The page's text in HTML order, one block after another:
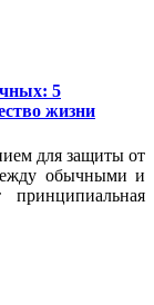
5
жизни
для защиты от
обычными и
принципиальная